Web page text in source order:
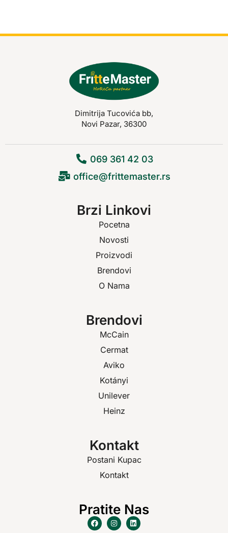
Dimitrija Tucovića bb,
Novi Pazar, 36300
069 361 42 03
office@frittemaster.rs
Brzi Linkovi
Pocetna
Novosti
Proizvodi
Brendovi
O Nama
Brendovi
McCain
Cermat
Aviko
Kotányi
Unilever
Heinz
Kontakt
Postani Kupac
Kontakt
Pratite Nas